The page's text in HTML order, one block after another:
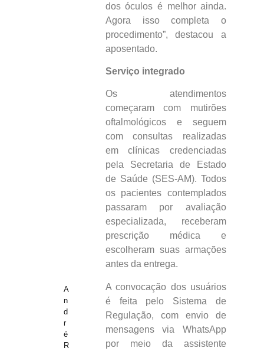
A
n
d
r
é
R
dos óculos é melhor ainda.
Agora isso completa o
procedimento”, destacou a
aposentado.
Serviço integrado
Os atendimentos
começaram com mutirões
oftalmológicos e seguem
com consultas realizadas
em clínicas credenciadas
pela Secretaria de Estado
de Saúde (SES-AM). Todos
os pacientes contemplados
passaram por avaliação
especializada, receberam
prescrição médica e
escolheram suas armações
antes da entrega.
A convocação dos usuários
é feita pelo Sistema de
Regulação, com envio de
mensagens via WhatsApp
por meio da assistente